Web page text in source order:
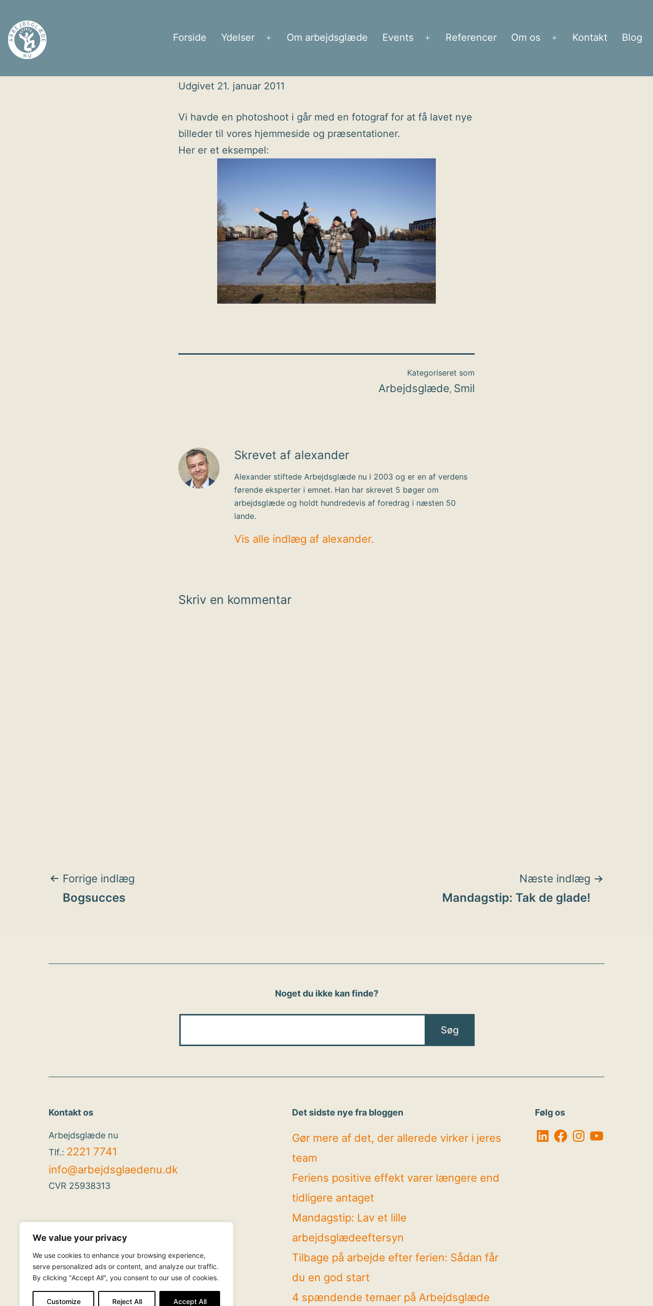
We value your privacy
We use cookies to enhance your browsing experience,
serve personalized ads or content, and analyze our traffic.
By clicking "Accept All", you consent to our use of cookies.
Customize Reject All Accept All
indhold
Arbejdsglæde
Forside Ydelser Om arbejdsglæde Events Referencer Om os Kontakt Blog
Udgivet 21. januar 2011
Vi havde en photoshoot i går med en fotograf for at få lavet nye
billeder til vores hjemmeside og præsentationer.
Her er et eksempel:
Kategoriseret som
Arbejdsglæde, Smil
Skrevet af alexander
Alexander stiftede Arbejdsglæde nu i 2003 og er en af verdens
førende eksperter i emnet. Han har skrevet 5 bøger om
arbejdsglæde og holdt hundredevis af foredrag i næsten 50
lande.
Vis alle indlæg af alexander.
Skriv en kommentar
Indlægsnavigation
Forrige indlæg
Bogsucces
Næste indlæg
Mandagstip: Tak de glade!
Noget du ikke kan finde?
Kontakt os
Arbejdsglæde nu
Tlf.: 2221 7741
info@arbejdsglaedenu.dk
CVR 25938313
Det sidste nye fra bloggen
Gør mere af det, der allerede virker i jeres
team
Feriens positive effekt varer længere end
tidligere antaget
Mandagstip: Lav et lille
arbejdsglædeeftersyn
Tilbage på arbejde efter ferien: Sådan får
du en god start
4 spændende temaer på Arbejdsglæde
Følg os
LinkedIn
Facebook
Instagram
YouTube